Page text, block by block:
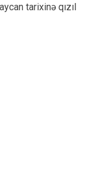
tarixinə qızıl